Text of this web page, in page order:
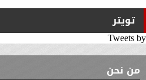
تويتر
Tweets by
من نحن